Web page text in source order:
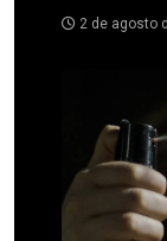
2 de agosto